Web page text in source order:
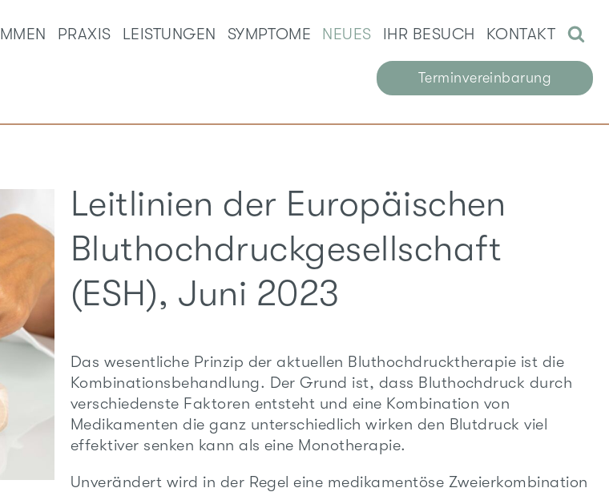
PRAXIS LEISTUNGEN SYMPTOME NEUES IHR BESUCH KONTAKT
Terminvereinbarung
Leitlinien der Europäischen
Bluthochdruckgesellschaft
(ESH), Juni 2023
Das wesentliche Prinzip der aktuellen Bluthochdrucktherapie ist die
Kombinationsbehandlung. Der Grund ist, dass Bluthochdruck durch
verschiedenste Faktoren entsteht und eine Kombination von
Medikamenten die ganz unterschiedlich wirken den Blutdruck viel
effektiver senken kann als eine Monotherapie.
Unverändert wird in der Regel eine medikamentöse Zweierkombination